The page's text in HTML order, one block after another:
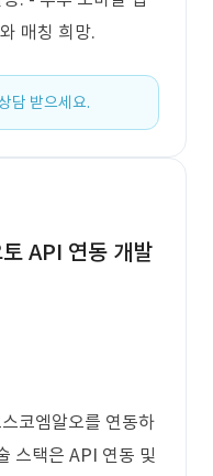
매칭 희망.
담 받으세요.
API 연동 개발
코엠알오를 연동하
스택은 API 연동 및